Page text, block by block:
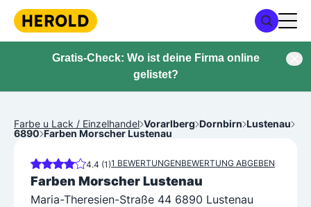
Gratis-Check: Wo ist deine Firma online
gelistet?
Farbe u Lack / Einzelhandel Vorarlberg Dornbirn Lustenau
6890 Farben Morscher Lustenau
4.4 (1)1 BEWERTUNGENBEWERTUNG ABGEBEN
Farben Morscher Lustenau
Maria-Theresien-Straße 44 6890 Lustenau